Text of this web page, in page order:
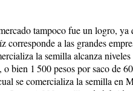
tampoco fue un logro, ya
corresponde a las grandes
la semilla alcanza
bien 1 500 pesos por saco de
se comercia­li­za la semilla en